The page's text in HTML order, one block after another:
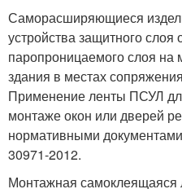
Саморасширяющиеся
устройства защитного слоя
паропроницаемого слоя
здания в местах
Применение ленты ПСУЛ
монтаже окон или дверей
нормативными
30971-2012.
Монтажная самоклеящаяся